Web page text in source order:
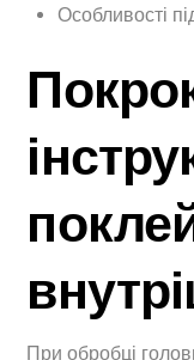
Особливості
При обробці